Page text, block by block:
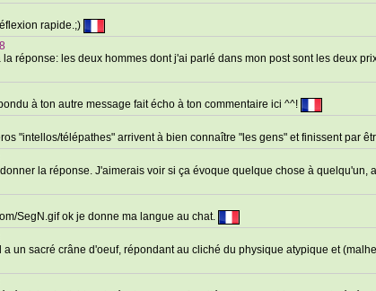
rapide.;)
réponse: les deux hommes dont j'ai parlé dans mon post sont les deux
à ton autre message fait écho à ton commentaire ici ^^!
"intellos/télépathes" arrivent à bien connaître "les gens" et finissent par
la réponse. J'aimerais voir si ça évoque quelque chose à quelqu'un,
SegN.gif ok je donne ma langue au chat.
a un sacré crâne d'oeuf, répondant au cliché du physique atypique et